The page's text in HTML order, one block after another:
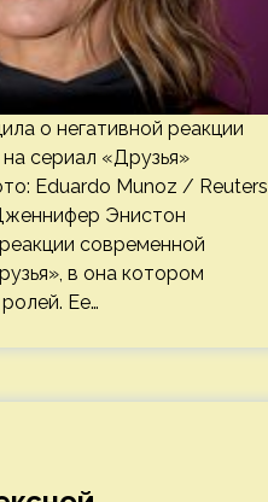
о негативной реакции
сериал «Друзья»
Eduardo Munoz / Reuters
Энистон
современной
в она котором
Ее…